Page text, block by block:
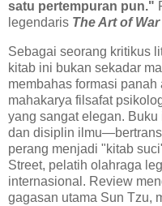
satu pertempuran pun."
legendaris The Art of War
Sebagai seorang kritikus
kitab ini bukan sekadar
membahas formasi
mahakarya filsafat
yang sangat elegan.
dan disiplin
perang menjadi "kitab
Street, pelatih olahraga
internasional. Review
gagasan utama Sun Tzu,